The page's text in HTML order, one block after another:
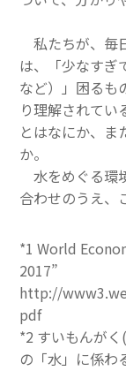
私たちが、毎
は、「少なすぎ
など）」困るも
り理解されて
とはなにか、ま
か。
水をめぐる環
合わせのうえ、
*1 World
2017”
http://
pdf
*2 すいもんが
の「水」に係わ